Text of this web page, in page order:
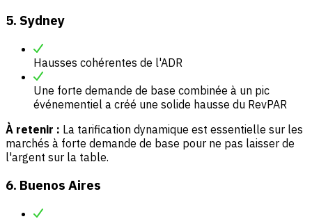
5. Sydney
Hausses cohérentes de l'ADR
Une forte demande de base combinée à un pic
événementiel a créé une solide hausse du RevPAR
À retenir : La tarification dynamique est essentielle sur les
marchés à forte demande de base pour ne pas laisser de
l'argent sur la table.
6. Buenos Aires